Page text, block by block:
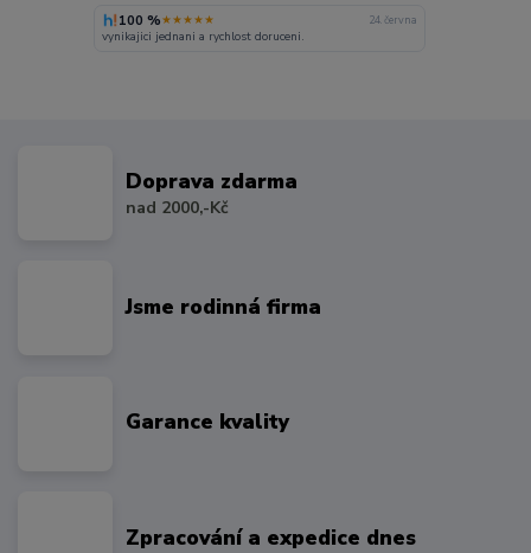
100 %★★★★★ 24. června
vynikajici jednani a rychlost doruceni.
Doprava zdarma
nad 2000,-Kč
Jsme rodinná firma
Garance kvality
Zpracování a expedice dnes